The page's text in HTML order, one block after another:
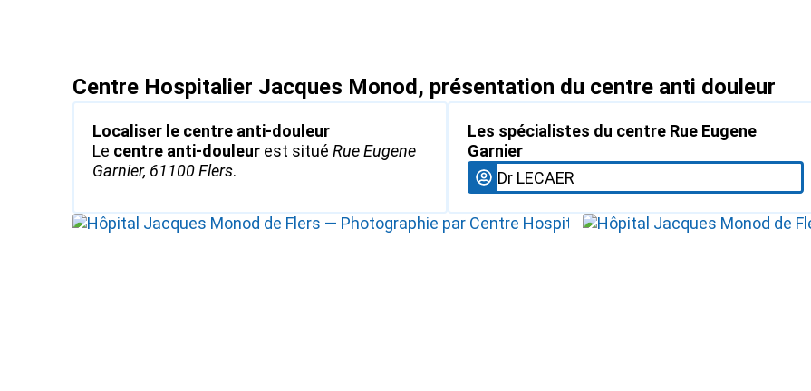
Centre Hospitalier Jacques Monod, présentation du centre anti douleur
Localiser le centre anti-douleur
Le centre anti-douleur est situé Rue Eugene
Garnier, 61100 Flers.
Les spécialistes du centre Rue Eugene
Garnier
Dr LECAER